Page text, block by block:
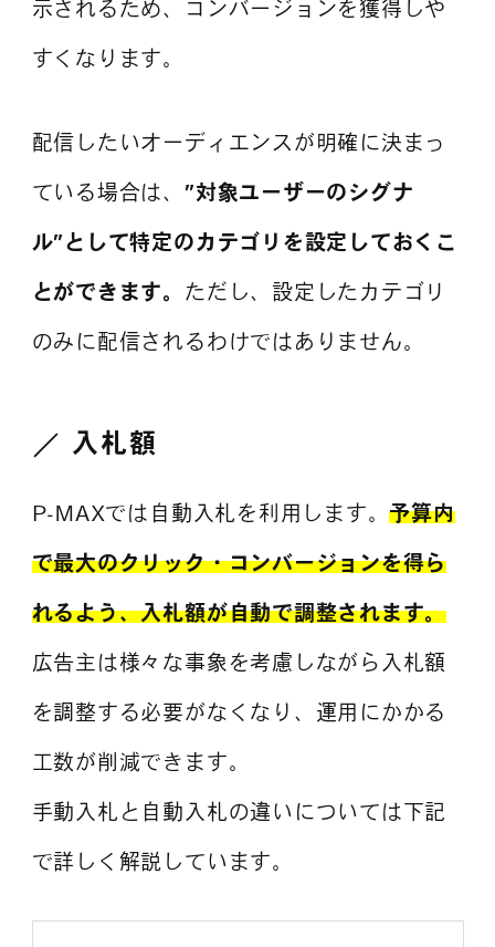
示されるため、コンバージョンを獲得しや
すくなります。
配信したいオーディエンスが明確に決まっ
ている場合は、 ”対象ユーザーのシグナ
ル”として特定のカテゴリを設定しておくこ
とができます。 ただし、設定したカテゴリ
のみに配信されるわけではありません。
入札額
P-MAXでは自動入札を利用します。予算内
で最大のクリック・コンバージョンを得ら
れるよう、入札額が自動で調整されます。
広告主は様々な事象を考慮しながら入札額
を調整する必要がなくなり、運用にかかる
工数が削減できます。
手動入札と自動入札の違いについては下記
で詳しく解説しています。